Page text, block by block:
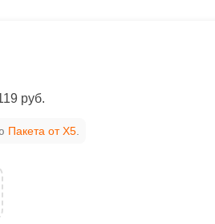
руб.
Пакета от X5